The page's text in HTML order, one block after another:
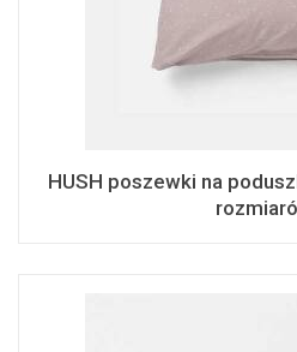
HUSH poszewki na